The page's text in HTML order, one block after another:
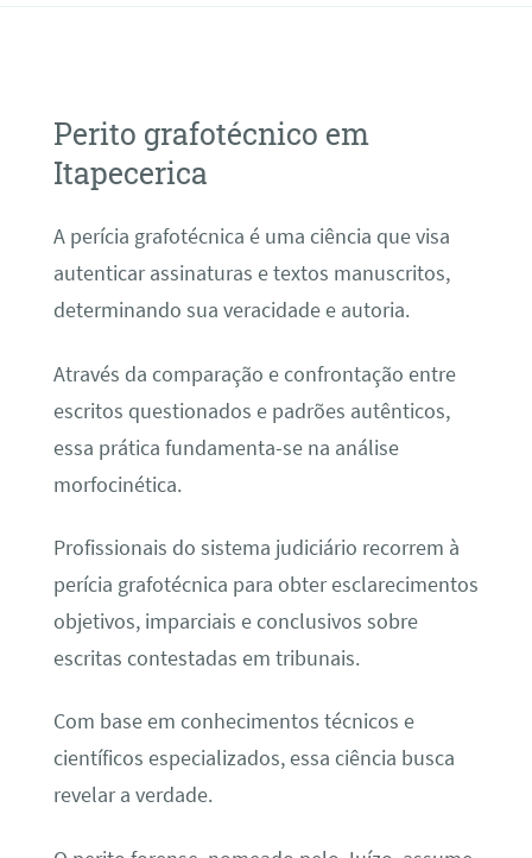
Perito grafotécnico em
Itapecerica
A perícia grafotécnica é uma ciência que visa
autenticar assinaturas e textos manuscritos,
determinando sua veracidade e autoria.
Através da comparação e confrontação entre
escritos questionados e padrões autênticos,
essa prática fundamenta-se na análise
morfocinética.
Profissionais do sistema judiciário recorrem à
perícia grafotécnica para obter esclarecimentos
objetivos, imparciais e conclusivos sobre
escritas contestadas em tribunais.
Com base em conhecimentos técnicos e
científicos especializados, essa ciência busca
revelar a verdade.